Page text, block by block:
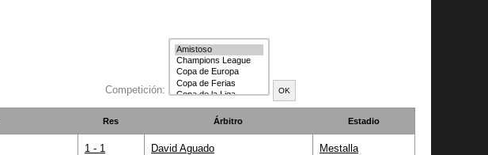
Competición:
Res Árbitro Estadio
1 - 1 David Aguado Mestalla